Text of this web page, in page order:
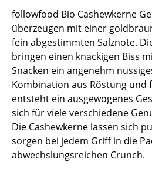
followfood Bio Cashewkerne
überzeugen mit einer
fein abgestimmten Salznote.
bringen einen knackigen Biss
Snacken ein angenehm
Kombination aus Röstung und
entsteht ein ausgewogenes
sich für viele verschiedene
Die Cashewkerne lassen sich
sorgen bei jedem Griff in die
abwechslungsreichen Crunch.